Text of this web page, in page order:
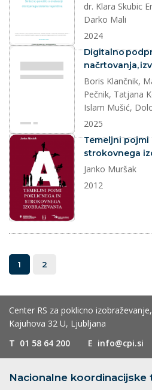
dr. Klara Skubic
Darko Mali
2024
dokument
Digitalno
načrtovanja,
Boris Klančnik,
Pečnik, Tatjana
Islam Mušić,
2025
dokument
Temeljni
strokovnega
Janko Muršak
2012
1 2
Center RS za poklicno izobraževanje,
Kajuhova 32 U, Ljubljana
T 01 58 64 200 E info@cpi.si
Nacionalne koordinacijske